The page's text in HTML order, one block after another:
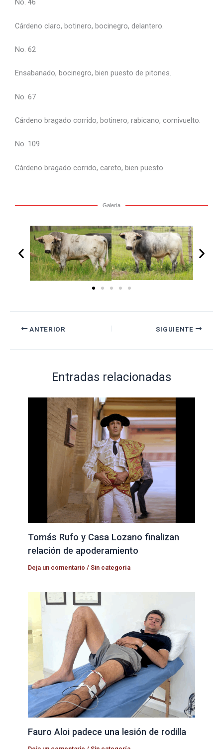
No. 46
Cárdeno claro, botinero, bocinegro, delantero.
No. 62
Ensabanado, bocinegro, bien puesto de pitones.
No. 67
Cárdeno bragado corrido, botinero, rabicano, cornivuelto.
No. 109
Cárdeno bragado corrido, careto, bien puesto.
Galería
ANTERIOR SIGUIENTE
Entradas relacionadas
Tomás Rufo y Casa Lozano finalizan
relación de apoderamiento
Deja un comentario /Sin categoría
Fauro Aloi padece una lesión de rodilla